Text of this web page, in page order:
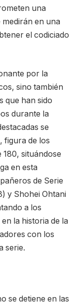
una
en una
el codiciado
por la
sino también
que han sido
durante la
se
figura de los
180, situándose
en esta
de Serie
y Shohei Ohtani
a los
la historia de la
con los
serie.
se detiene en las